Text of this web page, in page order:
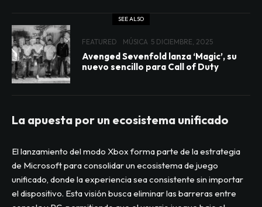
SEE ALSO
FEATURED MÚSICA 5 DICIEMBRE, 2025
Avenged Sevenfold lanza ‘Magic’, su
nuevo sencillo para Call of Duty
La apuesta por un ecosistema unificado
El lanzamiento del modo Xbox forma parte de la estrategia
de Microsoft para consolidar un ecosistema de juego
unificado, donde la experiencia sea consistente sin importar
el dispositivo. Esta visión busca eliminar las barreras entre